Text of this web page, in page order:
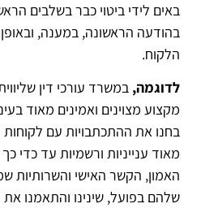
באים לידי ביטוי כבר בשלבים
בהודעה הראשונה, במענה,
הלקוח.
לדוגמה, במשרד עורכי דין
מקצוע מצוינים ואמינים מאוד
בחנו את ההתכתבויות עם לקוחות
מאוד ענייניות ורשמיות עד כדי
האמון, הקשר האישי והשרותיות
שלהם בפועל, שינינו והתאמנו